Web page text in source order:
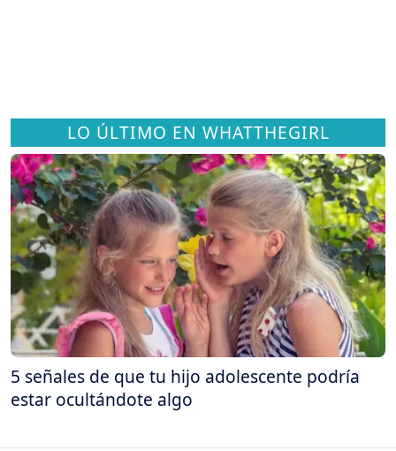
LO ÚLTIMO EN WHATTHEGIRL
5 señales de que tu hijo adolescente podría
estar ocultándote algo